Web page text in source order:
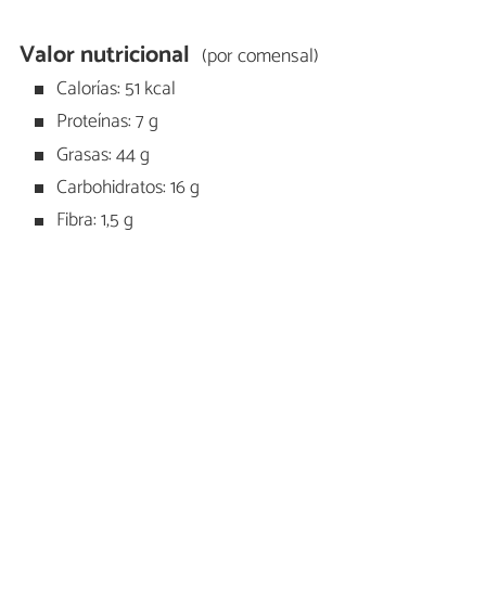
Valor nutricional (por comensal)
Calorías: 51 kcal
Proteínas: 7 g
Grasas: 44 g
Carbohidratos: 16 g
Fibra: 1,5 g